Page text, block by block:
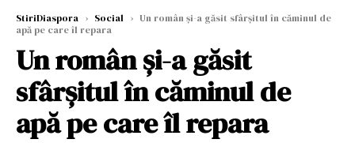
StiriDiaspora › Social › Un român şi-a găsit sfârşitul în căminul de
apă pe care îl repara
Un român şi-a găsit
sfârşitul în căminul de
apă pe care îl repara